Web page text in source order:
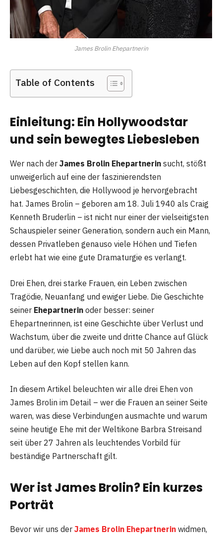
James Brolin Ehepartnerin
Table of Contents
Einleitung: Ein Hollywoodstar
und sein bewegtes Liebesleben
Wer nach der James Brolin Ehepartnerin sucht, stößt
unweigerlich auf eine der faszinierendsten
Liebesgeschichten, die Hollywood je hervorgebracht
hat. James Brolin – geboren am 18. Juli 1940 als Craig
Kenneth Bruderlin – ist nicht nur einer der vielseitigsten
Schauspieler seiner Generation, sondern auch ein Mann,
dessen Privatleben genauso viele Höhen und Tiefen
erlebt hat wie eine gute Dramaturgie es verlangt.
Drei Ehen, drei starke Frauen, ein Leben zwischen
Tragödie, Neuanfang und ewiger Liebe. Die Geschichte
seiner Ehepartnerin oder besser: seiner
Ehepartnerinnen, ist eine Geschichte über Verlust und
Wachstum, über die zweite und dritte Chance auf Glück
und darüber, wie Liebe auch noch mit 50 Jahren das
Leben auf den Kopf stellen kann.
In diesem Artikel beleuchten wir alle drei Ehen von
James Brolin im Detail – wer die Frauen an seiner Seite
waren, was diese Verbindungen ausmachte und warum
seine heutige Ehe mit der Weltikone Barbra Streisand
seit über 27 Jahren als leuchtendes Vorbild für
beständige Partnerschaft gilt.
Wer ist James Brolin? Ein kurzes
Porträt
Bevor wir uns der James Brolin Ehepartnerin widmen,